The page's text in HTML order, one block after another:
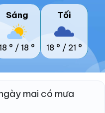
Sáng
° / 18 °
Tối
18 ° / 21 °
mai có mưa